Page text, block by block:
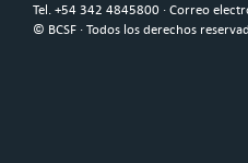
Tel. +54 342 4845800 · Correo
© BCSF · Todos los derechos